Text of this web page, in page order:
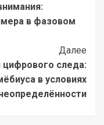
в фазовом
Далее
цифрового следа:
в условиях